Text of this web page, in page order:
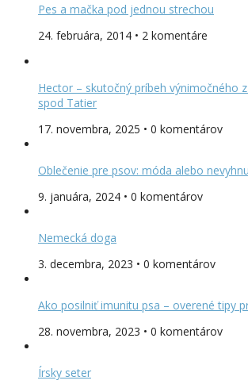
Pes a mačka pod jednou strechou
24. februára, 2014 • 2 komentáre
Hector – skutočný príbeh výnimočného
spod Tatier
17. novembra, 2025 • 0 komentárov
Oblečenie pre psov: móda alebo
9. januára, 2024 • 0 komentárov
Nemecká doga
3. decembra, 2023 • 0 komentárov
Ako posilniť imunitu psa – overené tipy
28. novembra, 2023 • 0 komentárov
Írsky seter